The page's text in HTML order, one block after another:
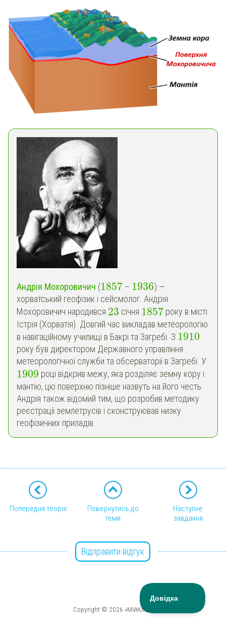
Андрія Мохоровичич (1857 – 1936) —
хорватський геофізик і сейсмолог. Андрія
Мохоровичич народився 23 січня 1857 року в місті
Істрія (Хорватія). Довгий час викладав метеорологію
в навігаційному училищі в Бакрі та Загребі. З 1910
року був директором Державного управління
метеорологічної служби та обсерваторії в Загребі. У
1909 році відкрив межу, яка розділяє земну кору і
мантію, цю поверхню пізніше назвуть на його честь.
Андрія також відомий тим, що розробив методику
реєстрації землетрусів і сконструював низку
геофізичних приладів.
Попередня теорія
Повернутись до
теми
Наступне
завдання
Відправити відгук
Copyright © 2026 «МійКлас»